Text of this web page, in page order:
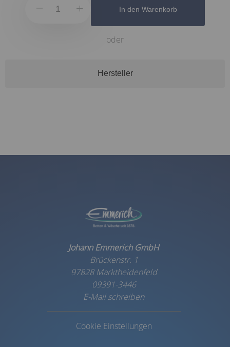
In den Warenkorb
oder
Hersteller
Johann Emmerich GmbH
Brückenstr. 1
97828 Marktheidenfeld
09391-3446
E-Mail schreiben
Cookie Einstellungen